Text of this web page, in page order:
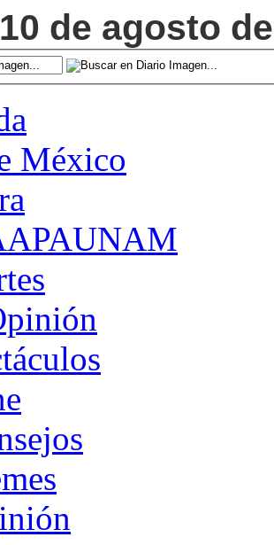
de agosto
México